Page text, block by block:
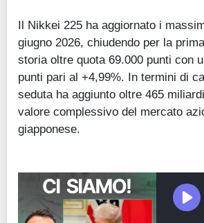
Il Nikkei 225 ha aggiornato i
giugno 2026, chiudendo per la
storia oltre quota 69.000 punti con
punti pari al +4,99%. In termini di
seduta ha aggiunto oltre 465
valore complessivo del mercato
giapponese.